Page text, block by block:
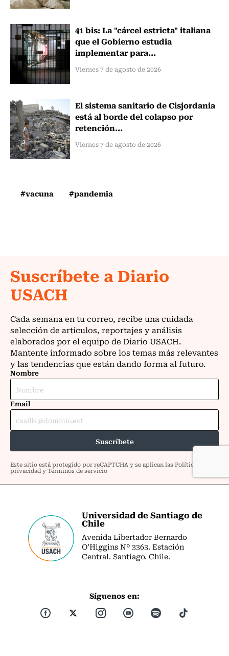
41 bis: La "cárcel estricta" italiana
que el Gobierno estudia
implementar para...
Viernes 7 de agosto de 2026
El sistema sanitario de Cisjordania
está al borde del colapso por
retención...
Viernes 7 de agosto de 2026
#vacuna #pandemia
Universidad de Santiago de
Chile
Avenida Libertador Bernardo
O’Higgins Nº 3363. Estación
Central. Santiago. Chile.
Síguenos en: